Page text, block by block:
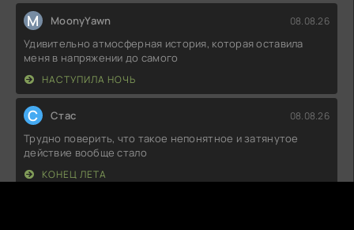
M MoonyYawn 08.08.26
Удивительно атмосферная история, которая оставила
меня в напряжении до самого
НАСТУПИЛА НОЧЬ
С Стас 08.08.26
Трудно поверить, что такое непонятное и затянутое
действие вообще стало
КОНЕЦ ЛЕТА